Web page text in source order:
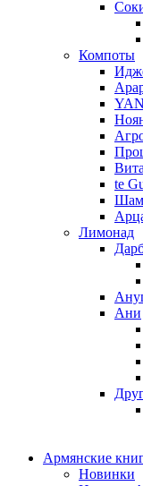
Компоты
YAN
te
Лимонад
Ани
Армянские
Новинки